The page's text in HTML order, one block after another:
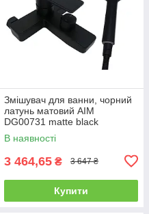
Змішувач для ванни, чорний
латунь матовий AIM
DG00731 matte black
В наявності
3 464,65 ₴ 3 647 ₴
Купити